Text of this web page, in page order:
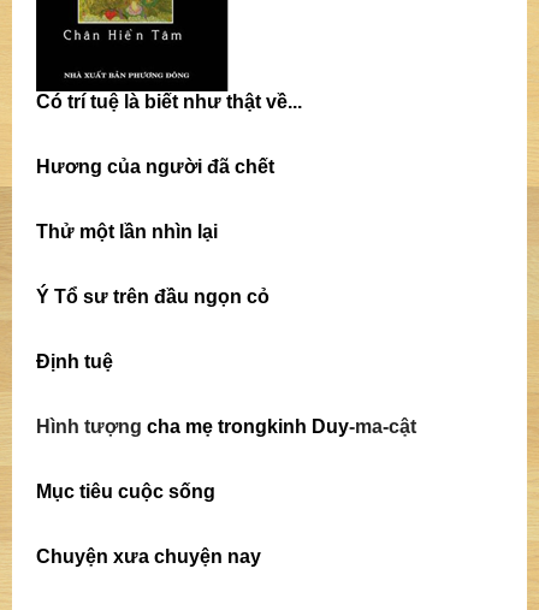
Có trí tuệ là biết như thật về...
Hương của người đã chết
Thử một lần nhìn lại
Ý Tổ sư trên đầu ngọn cỏ
Định tuệ
Hình tượng cha mẹ trongkinh Duy-ma-cật
Mục tiêu cuộc sống
Chuyện xưa chuyện nay